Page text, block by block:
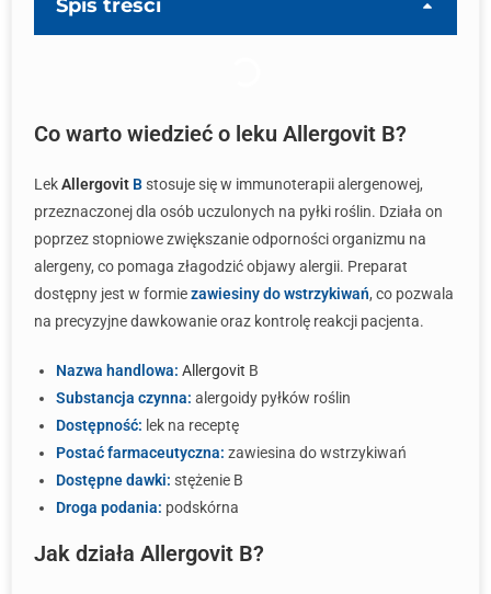
Spis treści
Co warto wiedzieć o leku Allergovit B?
LekAllergovit Bstosuje się w immunoterapii alergenowej,
przeznaczonej dla osób uczulonych na pyłki roślin. Działa on
poprzez stopniowe zwiększanie odporności organizmu na
alergeny, co pomaga złagodzić objawy alergii. Preparat
dostępny jest w formiezawiesiny do wstrzykiwań, co pozwala
na precyzyjne dawkowanie oraz kontrolę reakcji pacjenta.
Nazwa handlowa: Allergovit B
Substancja czynna: alergoidy pyłków roślin
Dostępność: lek na receptę
Postać farmaceutyczna: zawiesina do wstrzykiwań
Dostępne dawki: stężenie B
Droga podania: podskórna
Jak działa Allergovit B?